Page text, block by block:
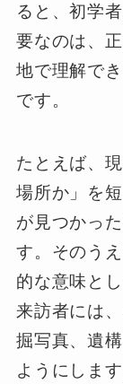
ると、初学
要なのは、
地で理解で
です。
たとえば、
場所か」を
が見つかっ
す。そのう
的な意味と
来訪者には
掘写真、遺
ようにしま